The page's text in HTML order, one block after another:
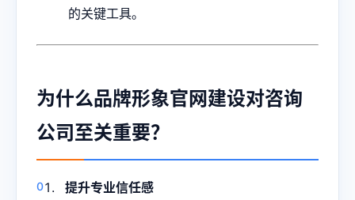
的关键工具。
为什么品牌形象官网建设对咨询
公司至关重要？
提升专业信任感